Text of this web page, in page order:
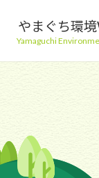
やまぐち環
Yamaguchi
地球温暖化